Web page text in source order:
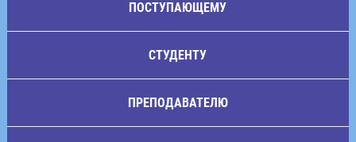
ПОСТУПАЮЩЕМУ
СТУДЕНТУ
ПРЕПОДАВАТЕЛЮ